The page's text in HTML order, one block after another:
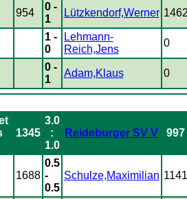
954
0 -
1
Lützkendorf,Werner
1 -
0
Lehmann-
Reich,Jens
0
0 -
1
Adam,Klaus 0
1345
3.0
:
1.0
Reideburger SV V 997
1688
0.5
-
0.5
Schulze,Maximilian 1141